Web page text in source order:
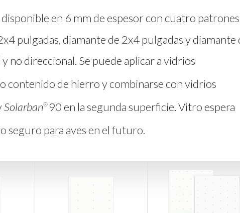
en 6 mm de espesor con cuatro
pulgadas, diamante de 2x4 pulgadas y diamante
no direccional. Se puede aplicar a vidrios
contenido de hierro y combinarse con vidrios
Solarban® 90 en la segunda superficie. Vitro espera
seguro para aves en el futuro.